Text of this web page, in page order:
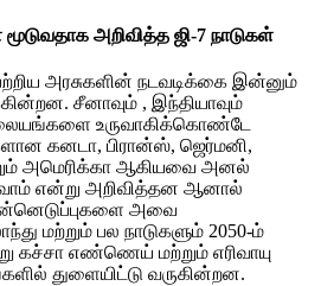
அறிவித்த ஜி-7 நாடுகள்
அரசுகளின் நடவடிக்கை இன்னும்
சீனாவும் , இந்தியாவும்
உருவாகிக்கொண்டே
கனடா, பிரான்ஸ், ஜெர்மனி,
அமெரிக்கா ஆகியவை அனல்
என்று அறிவித்தன ஆனால்
அவை
மற்றும் பல நாடுகளும் 2050-ம்
எண்ணெய் மற்றும் எரிவாயு
துளையிட்டு வருகின்றன.